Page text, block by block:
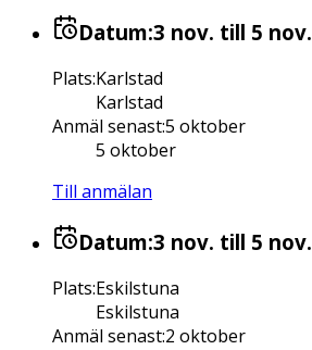
Datum:3 nov. till 5 nov.
Plats:Karlstad
Karlstad
Anmäl senast:5 oktober
5 oktober
Till anmälan
Datum:3 nov. till 5 nov.
Plats:Eskilstuna
Eskilstuna
Anmäl senast:2 oktober